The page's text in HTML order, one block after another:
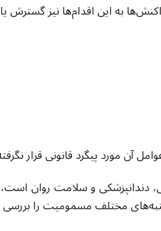
به این اقدام‌ها نیز گسترش
آن مورد پیگرد قانونی قرار
دندانپزشکی و سلامت روان
مختلف مسمومیت را بررسی